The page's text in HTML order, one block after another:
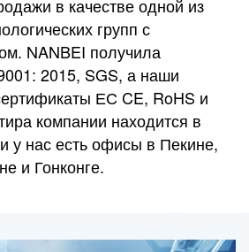
в качестве одной из
групп с
NANBEI получила
2015, SGS, а наши
ЕС CE, RoHS и
компании находится в
у нас есть офисы в Пекине,
и Гонконге.